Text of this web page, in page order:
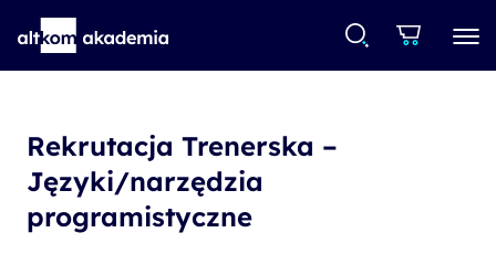
Rekrutacja Trenerska –
Języki/narzędzia
programistyczne